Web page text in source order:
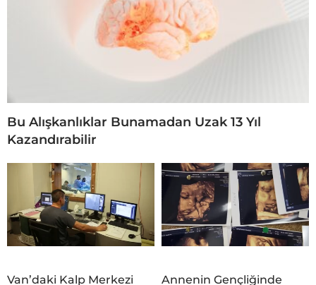
Bu Alışkanlıklar Bunamadan Uzak 13 Yıl
Kazandırabilir
Van’daki Kalp Merkezi
Annenin Gençliğinde